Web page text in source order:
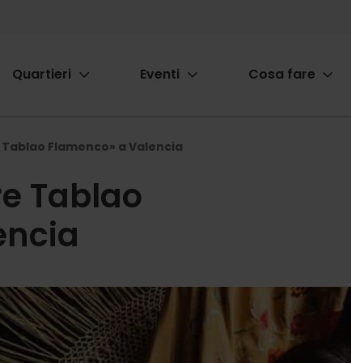
Quartieri Eventi Cosa fare
Flamenco» a Valencia
Tablao